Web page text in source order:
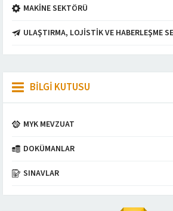
MAKİNE SEKTÖRÜ
ULAŞTIRMA, LOJİSTİK VE HABERLEŞME
BİLGİ KUTUSU
MYK MEVZUAT
DOKÜMANLAR
SINAVLAR